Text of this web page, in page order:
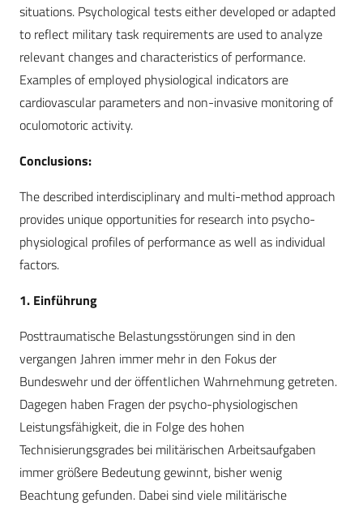
situations. Psychological tests either developed or adapted
to reflect military task requirements are used to analyze
relevant changes and characteristics of performance.
Examples of employed physiological indicators are
cardiovascular parameters and non-invasive monitoring of
oculomotoric activity.
Conclusions:
The described interdisciplinary and multi-method approach
provides unique opportunities for research into psycho-
physiological profiles of performance as well as individual
factors.
1. Einführung
Posttraumatische Belastungsstörungen sind in den
vergangen Jahren immer mehr in den Fokus der
Bundeswehr und der öffentlichen Wahrnehmung getreten.
Dagegen haben Fragen der psycho-physiologischen
Leistungsfähigkeit, die in Folge des hohen
Technisierungsgrades bei militärischen Arbeitsaufgaben
immer größere Bedeutung gewinnt, bisher wenig
Beachtung gefunden. Dabei sind viele militärische